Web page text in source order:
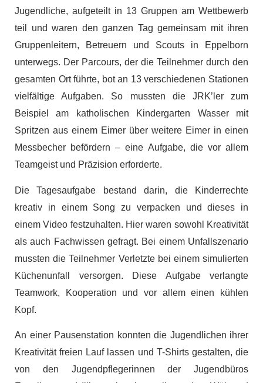
Jugendliche, aufgeteilt in 13 Gruppen am Wettbewerb
teil und waren den ganzen Tag gemeinsam mit ihren
Gruppenleitern, Betreuern und Scouts in Eppelborn
unterwegs. Der Parcours, der die Teilnehmer durch den
gesamten Ort führte, bot an 13 verschiedenen Stationen
vielfältige Aufgaben. So mussten die JRK’ler zum
Beispiel am katholischen Kindergarten Wasser mit
Spritzen aus einem Eimer über weitere Eimer in einen
Messbecher befördern – eine Aufgabe, die vor allem
Teamgeist und Präzision erforderte.
Die Tagesaufgabe bestand darin, die Kinderrechte
kreativ in einem Song zu verpacken und dieses in
einem Video festzuhalten. Hier waren sowohl Kreativität
als auch Fachwissen gefragt. Bei einem Unfallszenario
mussten die Teilnehmer Verletzte bei einem simulierten
Küchenunfall versorgen. Diese Aufgabe verlangte
Teamwork, Kooperation und vor allem einen kühlen
Kopf.
An einer Pausenstation konnten die Jugendlichen ihrer
Kreativität freien Lauf lassen und T-Shirts gestalten, die
von den Jugendpflegerinnen der Jugendbüros